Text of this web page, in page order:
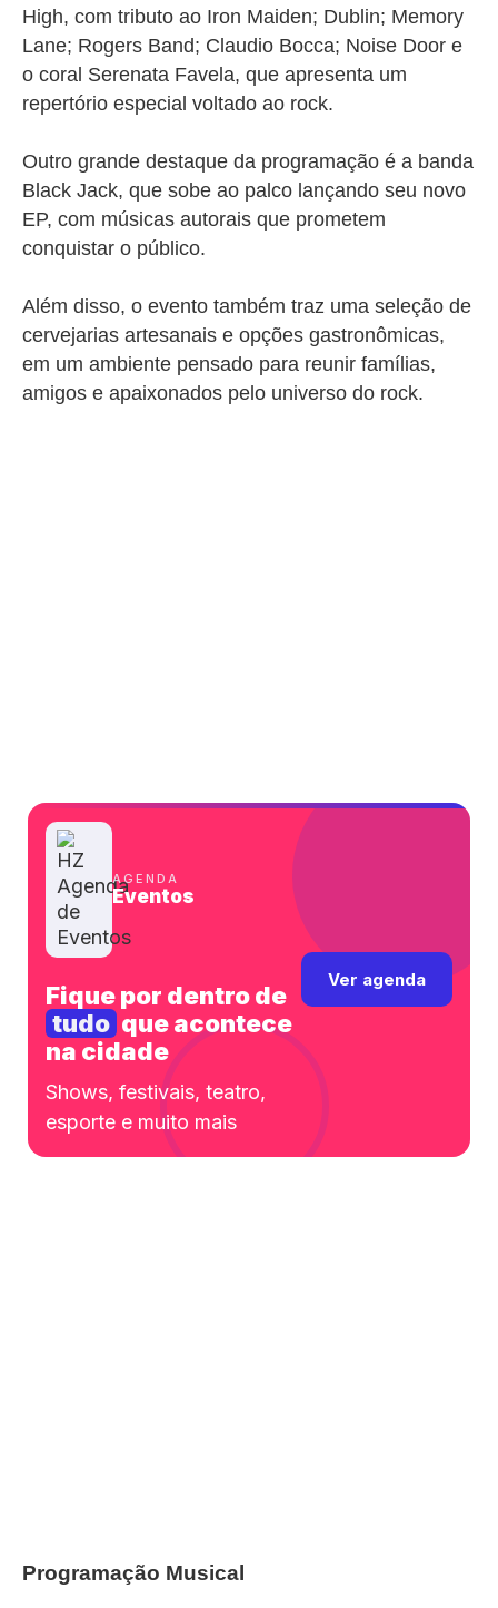
High, com tributo ao Iron Maiden; Dublin; Memory
Lane; Rogers Band; Claudio Bocca; Noise Door e
o coral Serenata Favela, que apresenta um
repertório especial voltado ao rock.
Outro grande destaque da programação é a banda
Black Jack, que sobe ao palco lançando seu novo
EP, com músicas autorais que prometem
conquistar o público.
Além disso, o evento também traz uma seleção de
cervejarias artesanais e opções gastronômicas,
em um ambiente pensado para reunir famílias,
amigos e apaixonados pelo universo do rock.
AGENDA
Eventos
Fique por dentro de
tudo que acontece
na cidade
Shows, festivais, teatro,
esporte e muito mais
Ver agenda
Programação Musical